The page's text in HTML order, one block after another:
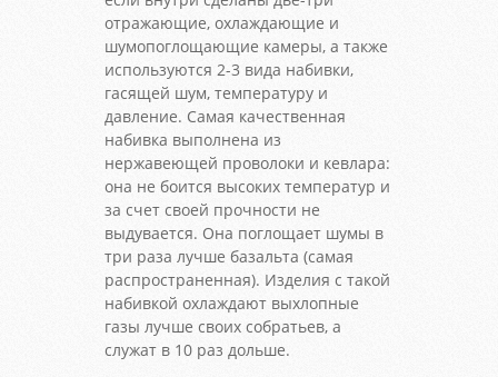
отражающие, охлаждающие и
шумопоглощающие камеры, а также
используются 2-3 вида набивки,
гасящей шум, температуру и
давление. Самая качественная
набивка выполнена из
нержавеющей проволоки и кевлара:
она не боится высоких температур и
за счет своей прочности не
выдувается. Она поглощает шумы в
три раза лучше базальта (самая
распространенная). Изделия с такой
набивкой охлаждают выхлопные
газы лучше своих собратьев, а
служат в 10 раз дольше.